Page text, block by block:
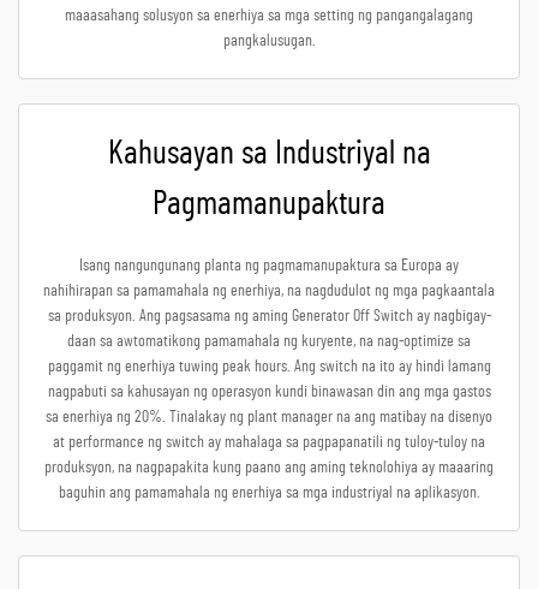
maaasahang solusyon sa enerhiya sa mga setting ng pangangalagang
pangkalusugan.
Kahusayan sa Industriyal na
Pagmamanupaktura
Isang nangungunang planta ng pagmamanupaktura sa Europa ay
nahihirapan sa pamamahala ng enerhiya, na nagdudulot ng mga pagkaantala
sa produksyon. Ang pagsasama ng aming Generator Off Switch ay nagbigay-
daan sa awtomatikong pamamahala ng kuryente, na nag-optimize sa
paggamit ng enerhiya tuwing peak hours. Ang switch na ito ay hindi lamang
nagpabuti sa kahusayan ng operasyon kundi binawasan din ang mga gastos
sa enerhiya ng 20%. Tinalakay ng plant manager na ang matibay na disenyo
at performance ng switch ay mahalaga sa pagpapanatili ng tuloy-tuloy na
produksyon, na nagpapakita kung paano ang aming teknolohiya ay maaaring
baguhin ang pamamahala ng enerhiya sa mga industriyal na aplikasyon.